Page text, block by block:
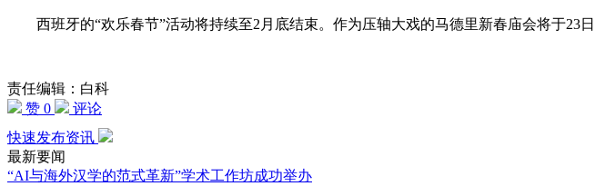
西班牙的“欢乐春节”活动将持续至2月底结束。作为压轴大戏的马德里新春庙会将于23
责任编辑：白科
赞 0
评论
快速发布资讯
最新要闻
“AI与海外汉学的范式革新”学术工作坊成功举办